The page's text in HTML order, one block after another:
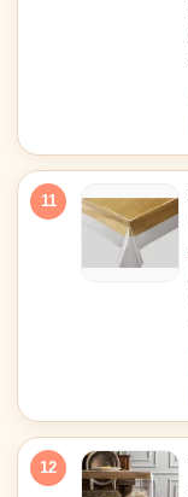
11
12